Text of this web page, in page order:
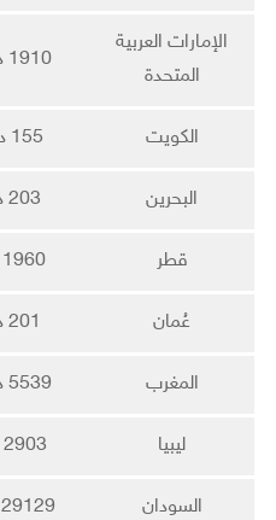
الإمارات العربية
المتحدة
1910 درهماً
الكويت 155 ديناراً
البحرين 203 دينار
قطر 1960 ريالاً
عُمان 201 دينار
المغرب 5539 درهماً
ليبيا 2903 دينار
السودان 29129 جنيهاً